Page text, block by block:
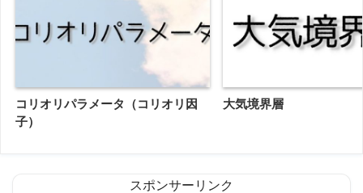
コリオリパラメータ（コリオリ因
子）
大気境界層
スポンサーリンク